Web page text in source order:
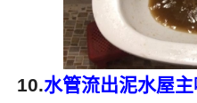
10.水管流出泥水屋